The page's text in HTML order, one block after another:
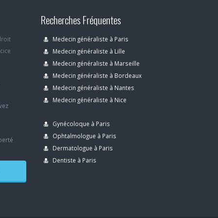
Recherches Fréquentes
Medecin généraliste à Paris
Medecin généraliste à Lille
Medecin généraliste à Marseille
Medecin généraliste à Bordeaux
Medecin généraliste à Nantes
Medecin généraliste à Nice
Gynécoloque à Paris
Ophtalmologue à Paris
Dermatologue à Paris
Dentiste à Paris